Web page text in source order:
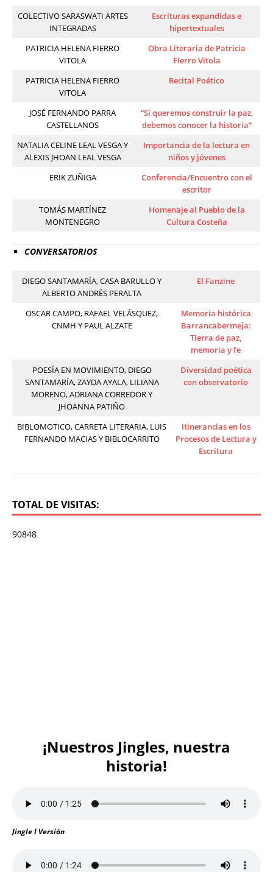
COLECTIVO SARASWATI ARTES
INTEGRADAS
Escrituras expandidas e
hipertextuales
PATRICIA HELENA FIERRO
VITOLA
Obra Literaria de Patricia
Fierro Vitola
PATRICIA HELENA FIERRO
VITOLA
Recital Poético
JOSÉ FERNANDO PARRA
CASTELLANOS
“Si queremos construir la paz,
debemos conocer la historia”
NATALIA CELINE LEAL VESGA Y
ALEXIS JHOAN LEAL VESGA
Importancia de la lectura en
niños y jóvenes
ERIK ZUÑIGA
Conferencia/Encuentro con el
escritor
TOMÁS MARTÍNEZ
MONTENEGRO
Homenaje al Pueblo de la
Cultura Costeña
CONVERSATORIOS
DIEGO SANTAMARÍA, CASA BARULLO Y
ALBERTO ANDRÉS PERALTA
El Fanzine
OSCAR CAMPO, RAFAEL VELÁSQUEZ,
CNMH Y PAUL ALZATE
Memoria histórica
Barrancabermeja:
Tierra de paz,
memoria y fe
POESÍA EN MOVIMIENTO, DIEGO
SANTAMARÍA, ZAYDA AYALA, LILIANA
MORENO, ADRIANA CORREDOR Y
JHOANNA PATIÑO
Diversidad poética
con observatorio
BIBLOMOTICO, CARRETA LITERARIA, LUIS
FERNANDO MACIAS Y BIBLOCARRITO
Itinerancias en los
Procesos de Lectura y
Escritura
TOTAL DE VISITAS:
90848
¡Nuestros Jingles, nuestra
historia!
Jingle I Versión